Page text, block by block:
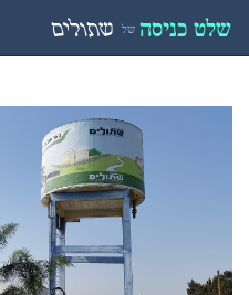
שלט כניסה של שתולים